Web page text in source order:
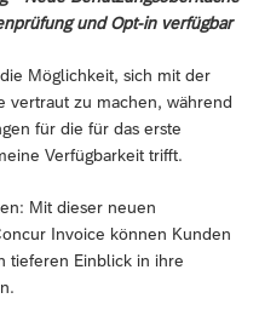
und Opt-in verfügbar
Möglichkeit, sich mit der
vertraut zu machen, während
für die für das erste
Verfügbarkeit trifft.
Mit dieser neuen
Invoice können Kunden
tieferen Einblick in ihre